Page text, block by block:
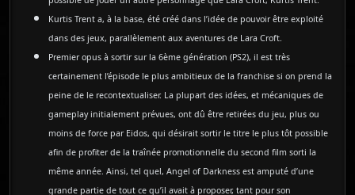
Kurtis Trent a, à la base, été créé dans l’idée de pouvoir être exploité
dans des jeux, parallèlement aux aventures de Lara Croft.
Premier opus à sortir sur la 6ème génération (PS2), il est très
certainement l’épisode le plus ambitieux de la franchise si on prend la
peine de le recontextualiser. La plupart des idées, et mécaniques de
gameplay initialement prévues, ont dû être retirées du jeu, plus ou
moins de force par Eidos, qui désirait sortir le titre le plus tôt possible
afin de profiter de la traînée promotionnelle du second film sorti la
même année. Ainsi, tel quel, Angel of Darkness est amputé d’une
grande partie de tout ce qu’il avait à proposer, tant pour son